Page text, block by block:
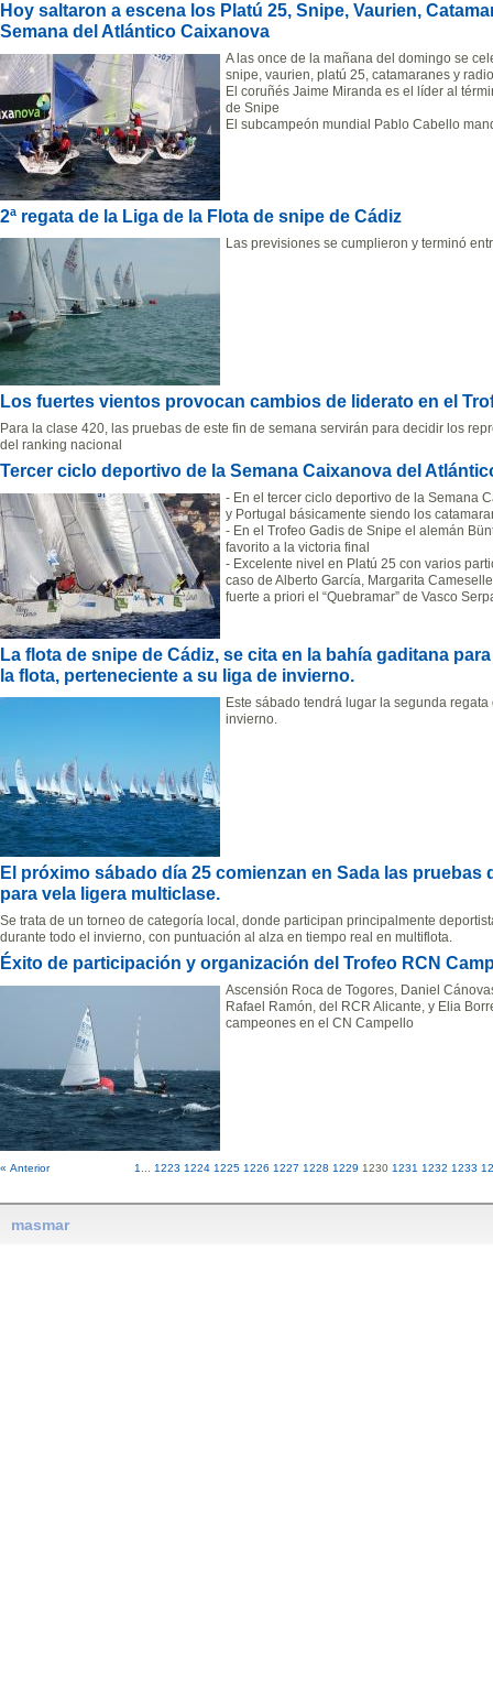
Hoy saltaron a escena los Platú 25, Snipe, Vaurien,
Semana del Atlántico Caixanova
A las once de la mañana del domingo se
snipe, vaurien, platú 25, catamaranes y
El coruñés Jaime Miranda es el líder al
de Snipe
El subcampeón mundial Pablo Cabello
2ª regata de la Liga de la Flota de snipe de Cádiz
Las previsiones se cumplieron y terminó
Los fuertes vientos provocan cambios de liderato en el
Para la clase 420, las pruebas de este fin de semana servirán para decidir los
del ranking nacional
Tercer ciclo deportivo de la Semana Caixanova del
- En el tercer ciclo deportivo de la Semana
y Portugal básicamente siendo los
- En el Trofeo Gadis de Snipe el alemán
favorito a la victoria final
- Excelente nivel en Platú 25 con varios
caso de Alberto García, Margarita
fuerte a priori el “Quebramar” de Vasco
La flota de snipe de Cádiz, se cita en la bahía gaditana
la flota, perteneciente a su liga de invierno.
Este sábado tendrá lugar la segunda
invierno.
El próximo sábado día 25 comienzan en Sada las pruebas
para vela ligera multiclase.
Se trata de un torneo de categoría local, donde participan principalmente
durante todo el invierno, con puntuación al alza en tiempo real en multiflota.
Éxito de participación y organización del Trofeo RCN
Ascensión Roca de Togores, Daniel
Rafael Ramón, del RCR Alicante, y Elia
campeones en el CN Campello
« Anterior 1 1223 1224 1225 1226 1227 1228 1229 1230 1231 1232 1233
masmar